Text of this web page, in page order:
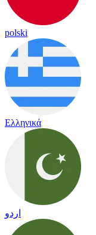
polski
Ελληνικά
اردو